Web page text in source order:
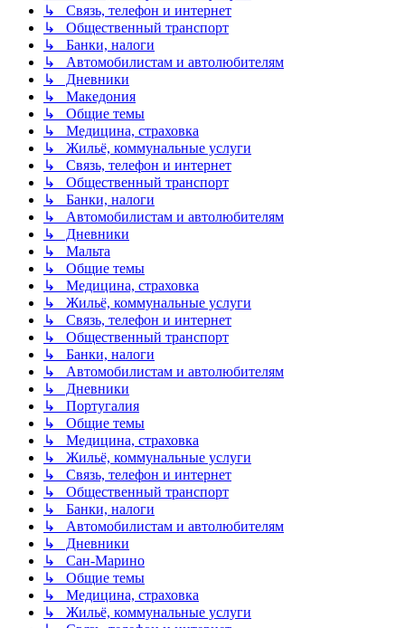
↳ Связь, телефон и интернет
↳ Общественный транспорт
↳ Банки, налоги
↳ Автомобилистам и автолюбителям
↳ Дневники
↳ Македония
↳ Общие темы
↳ Медицина, страховка
↳ Жильё, коммунальные услуги
↳ Связь, телефон и интернет
↳ Общественный транспорт
↳ Банки, налоги
↳ Автомобилистам и автолюбителям
↳ Дневники
↳ Мальта
↳ Общие темы
↳ Медицина, страховка
↳ Жильё, коммунальные услуги
↳ Связь, телефон и интернет
↳ Общественный транспорт
↳ Банки, налоги
↳ Автомобилистам и автолюбителям
↳ Дневники
↳ Португалия
↳ Общие темы
↳ Медицина, страховка
↳ Жильё, коммунальные услуги
↳ Связь, телефон и интернет
↳ Общественный транспорт
↳ Банки, налоги
↳ Автомобилистам и автолюбителям
↳ Дневники
↳ Сан-Марино
↳ Общие темы
↳ Медицина, страховка
↳ Жильё, коммунальные услуги